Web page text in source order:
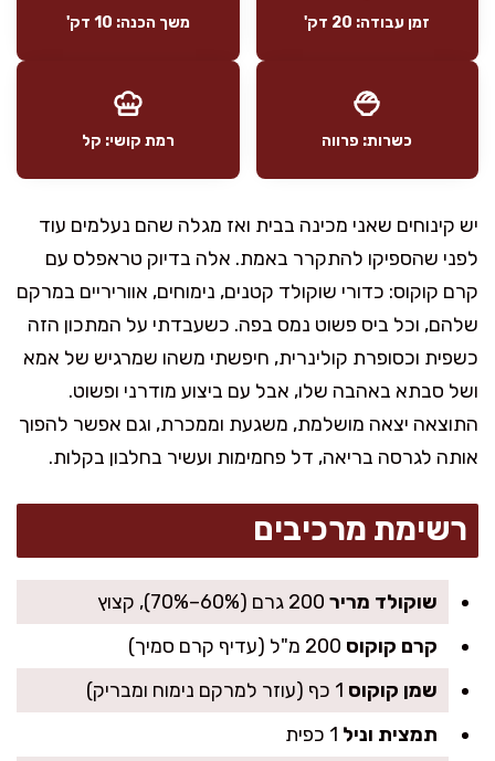
זמן עבודה: 20 דק' משך הכנה: 10 דק'
כשרות: פרווה רמת קושי: קל
יש קינוחים שאני מכינה בבית ואז מגלה שהם נעלמים עוד
לפני שהספיקו להתקרר באמת. אלה בדיוק טראפלס עם
קרם קוקוס: כדורי שוקולד קטנים, נימוחים, אווריריים במרקם
שלהם, וכל ביס פשוט נמס בפה. כשעבדתי על המתכון הזה
כשפית וכסופרת קולינרית, חיפשתי משהו שמרגיש של אמא
ושל סבתא באהבה שלו, אבל עם ביצוע מודרני ופשוט.
התוצאה יצאה מושלמת, משגעת וממכרת, וגם אפשר להפוך
אותה לגרסה בריאה, דל פחמימות ועשיר בחלבון בקלות.
רשימת מרכיבים
שוקולד מריר
קרם קוקוס
שמן קוקוס
תמצית וניל